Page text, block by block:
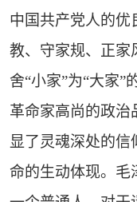
中国共产党人的优
教、守家规、正家
舍“小家”为“大家”
革命家高尚的政治
显了灵魂深处的信
命的生动体现。毛